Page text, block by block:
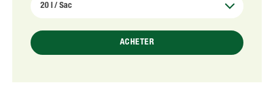
ACHETER